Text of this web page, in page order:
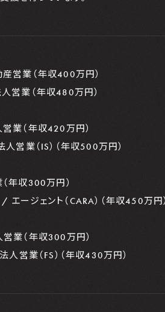
営業（年収400万円）
営業（年収480万円）
業（年収420万円）
営業（IS）（年収500万円）
年収300万円）
ージェント（CARA）（年収450万円
業（年収300万円）
営業（FS）（年収430万円）